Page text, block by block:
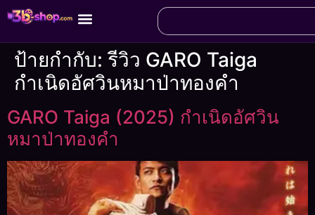
ป้ายกำกับ:รีวิว GARO Taiga
กำเนิดอัศวินหมาป่าทองคำ
GARO Taiga (2025) กำเนิดอัศวิน
หมาป่าทองคำ